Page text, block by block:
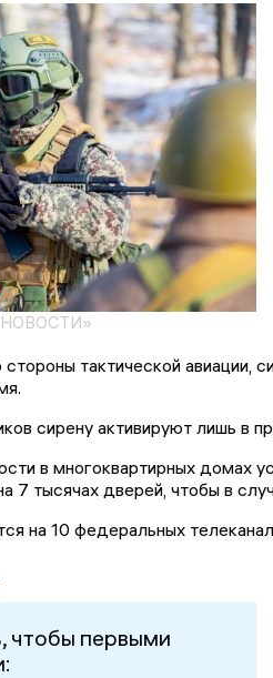
стороны тактической
сирену активируют лишь в
в многоквартирных домах
7 тысячах дверей, чтобы в
на 10 федеральных
чтобы первыми